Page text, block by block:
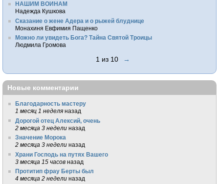
НАШИМ ВОИНАМ
Надежда Кушкова
Сказание о жене Адера и о рыжей блуднице
Монахиня Евфимия Пащенко
Можно ли увидеть Бога? Тайна Святой Троицы
Людмила Громова
1 из 10 →
Новые комментарии
Благодарность мастеру
1 месяц 1 неделя назад
Дорогой отец Алексий, очень
2 месяца 3 недели назад
Значение Морока
2 месяца 3 недели назад
Храни Господь на путях Вашего
3 месяца 15 часов назад
Протитип фрау Берты был
4 месяца 2 недели назад